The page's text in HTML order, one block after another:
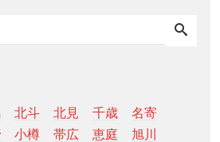
北斗 北見 千歳
名寄
小樽 帯広 恵庭
旭川